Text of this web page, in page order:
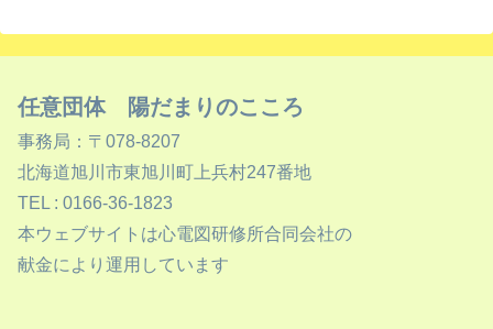
任意団体 陽だまりのこころ
事務局：〒078-8207
北海道旭川市東旭川町上兵村247番地
TEL : 0166-36-1823
本ウェブサイトは心電図研修所合同会社の
献金により運用しています